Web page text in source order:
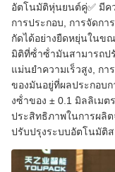
อัตโนมัติหุ่นยนต์คู่✅ มีค
การประกอบ, การจัดกา
กัดได้อย่างยืดหยุ่นในข
มิติที่ซ้ําซ้ํามันสามารถป
แม่นยําความเร็วสูง, ก
ของมันอยู่ที่ผลประกอบ
งซ้ําของ ± 0.1 มิลลิเม
ประสิทธิภาพในการผลิ
ปรับปรุงระบบอัตโนมัติ